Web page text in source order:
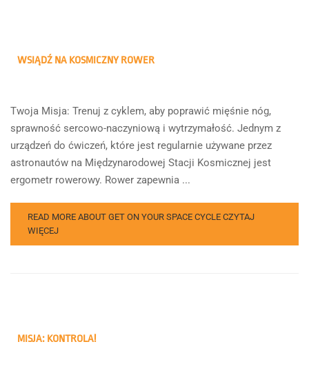
WSIĄDŹ NA KOSMICZNY ROWER
Twoja Misja: Trenuj z cyklem, aby poprawić mięśnie nóg,
sprawność sercowo-naczyniową i wytrzymałość. Jednym z
urządzeń do ćwiczeń, które jest regularnie używane przez
astronautów na Międzynarodowej Stacji Kosmicznej jest
ergometr rowerowy. Rower zapewnia ...
READ MORE ABOUT GET ON YOUR SPACE CYCLE CZYTAJ
WIĘCEJ
MISJA: KONTROLA!